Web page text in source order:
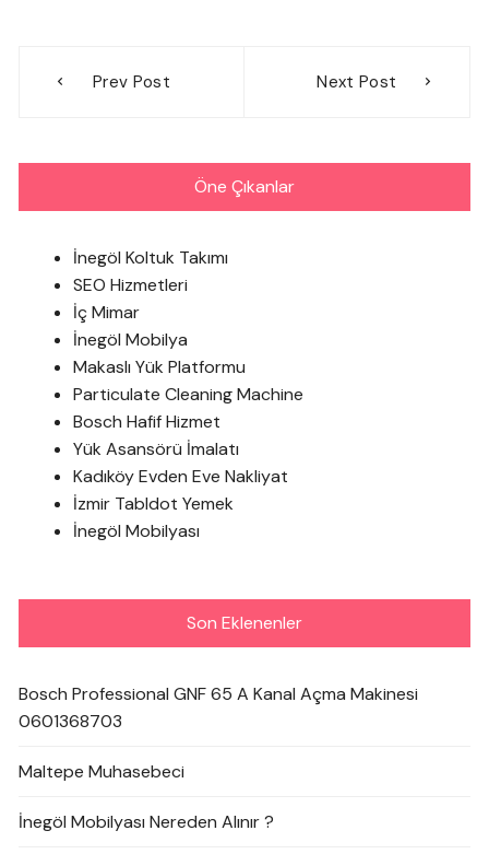
gezinmesi
Prev Post Next Post
Öne Çıkanlar
İnegöl Koltuk Takımı
SEO Hizmetleri
İç Mimar
İnegöl Mobilya
Makaslı Yük Platformu
Particulate Cleaning Machine
Bosch Hafif Hizmet
Yük Asansörü İmalatı
Kadıköy Evden Eve Nakliyat
İzmir Tabldot Yemek
İnegöl Mobilyası
Son Eklenenler
Bosch Professional GNF 65 A Kanal Açma Makinesi
0601368703
Maltepe Muhasebeci
İnegöl Mobilyası Nereden Alınır ?